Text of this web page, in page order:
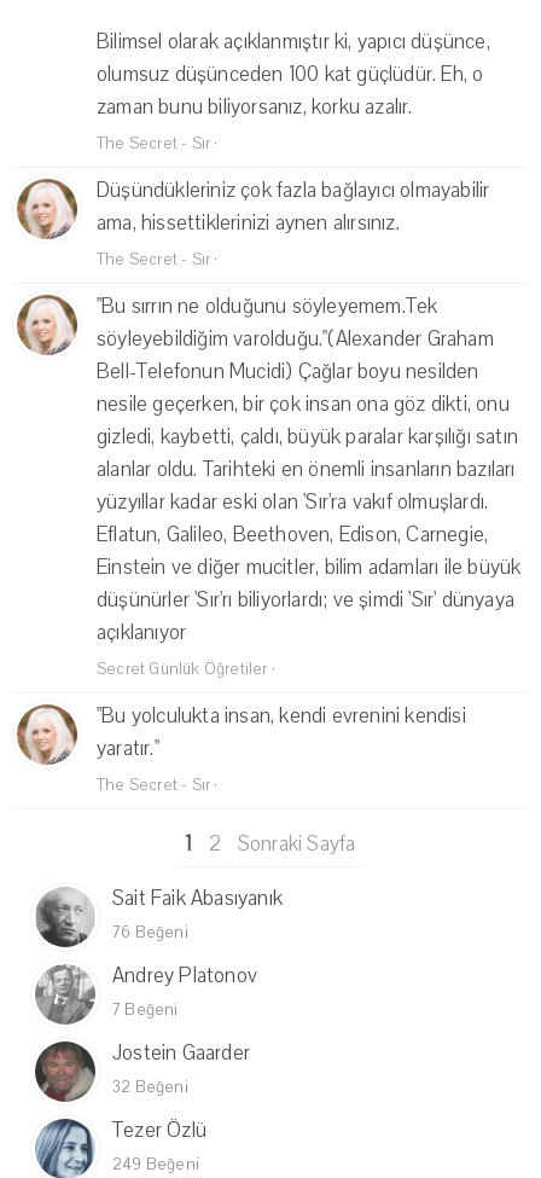
Bilimsel olarak açıklanmıştır ki, yapıcı düşünce,
olumsuz düşünceden 100 kat güçlüdür. Eh, o
zaman bunu biliyorsanız, korku azalır.
The Secret - Sır ·
Düşündükleriniz çok fazla bağlayıcı olmayabilir
ama, hissettiklerinizi aynen alırsınız.
The Secret - Sır ·
"Bu sırrın ne olduğunu söyleyemem.Tek
söyleyebildiğim varolduğu."(Alexander Graham
Bell-Telefonun Mucidi) Çağlar boyu nesilden
nesile geçerken, bir çok insan ona göz dikti, onu
gizledi, kaybetti, çaldı, büyük paralar karşılığı satın
alanlar oldu. Tarihteki en önemli insanların bazıları
yüzyıllar kadar eski olan 'Sır'ra vakıf olmuşlardı.
Eflatun, Galileo, Beethoven, Edison, Carnegie,
Einstein ve diğer mucitler, bilim adamları ile büyük
düşünürler 'Sır'rı biliyorlardı; ve şimdi 'Sır' dünyaya
açıklanıyor
Secret Günlük Öğretiler ·
"Bu yolculukta insan, kendi evrenini kendisi
yaratır."
The Secret - Sır ·
1 2
Sonraki Sayfa
Sait Faik Abasıyanık
76 Beğeni
Andrey Platonov
7 Beğeni
Jostein Gaarder
32 Beğeni
Tezer Özlü
249 Beğeni